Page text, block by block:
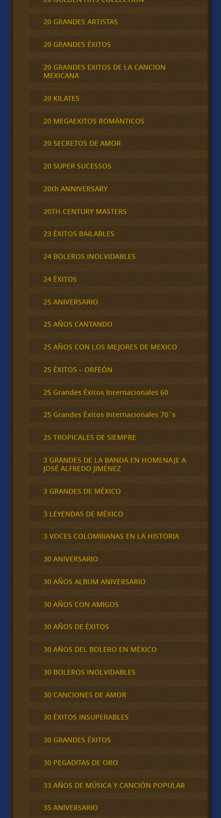
20 GRANDES ARTISTAS
20 GRANDES ÉXITOS
20 GRANDES EXITOS DE LA CANCION
MEXICANA
20 KILATES
20 MEGAEXITOS ROMÁNTICOS
20 SECRETOS DE AMOR
20 SUPER SUCESSOS
20th ANNIVERSARY
20TH CENTURY MASTERS
23 ÉXITOS BAILABLES
24 BOLEROS INOLVIDABLES
24 ÉXITOS
25 ANIVERSARIO
25 AÑOS CANTANDO
25 AÑOS CON LOS MEJORES DE MEXICO
25 ÉXITOS – ORFEÓN
25 Grandes Éxitos Internacionales 60
25 Grandes Éxitos Internacionales 70´s
25 TROPICALES DE SIEMPRE
3 GRANDES DE LA BANDA EN HOMENAJE A
JOSÉ ALFREDO JIMÉNEZ
3 GRANDES DE MÉXICO
3 LEYENDAS DE MÉXICO
3 VOCES COLOMBIANAS EN LA HISTORIA
30 ANIVERSARIO
30 AÑOS ALBUM ANIVERSARIO
30 AÑOS CON AMIGOS
30 AÑOS DE ÉXITOS
30 AÑOS DEL BOLERO EN MÉXICO
30 BOLEROS INOLVIDABLES
30 CANCIONES DE AMOR
30 ÉXITOS INSUPERABLES
30 GRANDES ÉXITOS
30 PEGADITAS DE ORO
33 AÑOS DE MÚSICA Y CANCIÓN POPULAR
35 ANIVERSARIO